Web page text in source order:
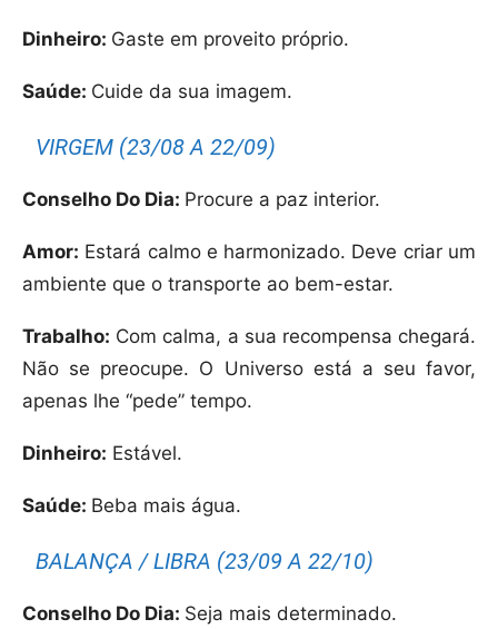
Dinheiro: Gaste em proveito próprio.
Saúde: Cuide da sua imagem.
VIRGEM (23/08 A 22/09)
Conselho Do Dia: Procure a paz interior.
Amor: Estará calmo e harmonizado. Deve criar um
ambiente que o transporte ao bem-estar.
Trabalho: Com calma, a sua recompensa chegará.
Não se preocupe. O Universo está a seu favor,
apenas lhe “pede” tempo.
Dinheiro: Estável.
Saúde: Beba mais água.
BALANÇA / LIBRA (23/09 A 22/10)
Conselho Do Dia: Seja mais determinado.